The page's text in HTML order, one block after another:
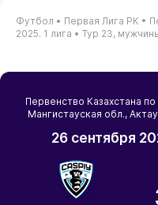
Футбол • Первая Лига РК •
2025. 1 лига • Тур 23,
Первенство Казахстана
Мангистауская обл., Актау
26 сентября